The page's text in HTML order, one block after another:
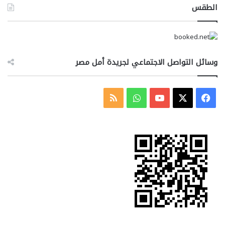
الطقس
وسائل التواصل الاجتماعي لجريدة أمل مصر
فيسبوك ‫YouTubeواتسابملخص